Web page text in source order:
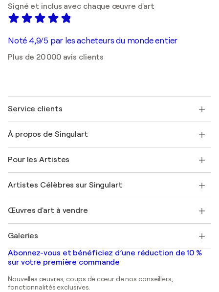
Signé et inclus avec chaque œuvre d'art
Noté 4,9/5 par les acheteurs du monde entier
Plus de 20 000 avis clients
Service clients
Expédition
Offrir une carte cadeau
Rejoignez notre programme commercial
Mon compte
+33 1 76 44 06 42
À propos de Singulart
FAQ
Magazine Singulart
Emplois
Découvrez une sélection d'art original
Pour les Artistes
Se connecter en tant qu'Artiste
Artistes Célèbres sur Singulart
Marc Chagall
Banksy
Mr. Brainwash
Shepard Fairey
Œuvres d'art à vendre
Tableaux abstraits à vendre
Peintures de paysage
Estampes
Peintures acryliques
Galeries
Galeries d'art en France
Galeries d'art en Belgique
Abonnez-vous et bénéficiez d’une réduction de 10 %
sur votre première commande
Nouvelles œuvres, coups de cœur de nos conseillers,
fonctionnalités exclusives.